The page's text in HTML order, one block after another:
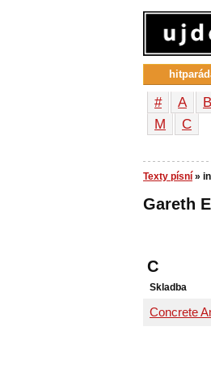
# A B
М
С
Texty písní »
Gareth
C
Skladba
Concrete